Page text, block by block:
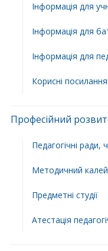
Інформація для
Інформація для
Інформація для
Корисні посилання
Професійний
Педагогічні ради,
Методичний
Предметні студії
Атестація